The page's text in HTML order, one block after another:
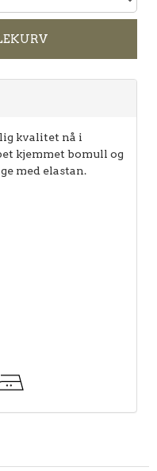
kvalitet nå i
kjemmet bomull og
med elastan.